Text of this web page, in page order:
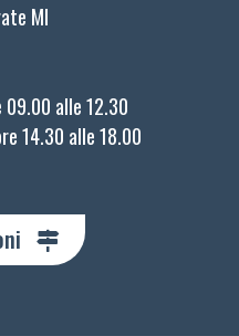
MI
09.00 alle 12.30
14.30 alle 18.00